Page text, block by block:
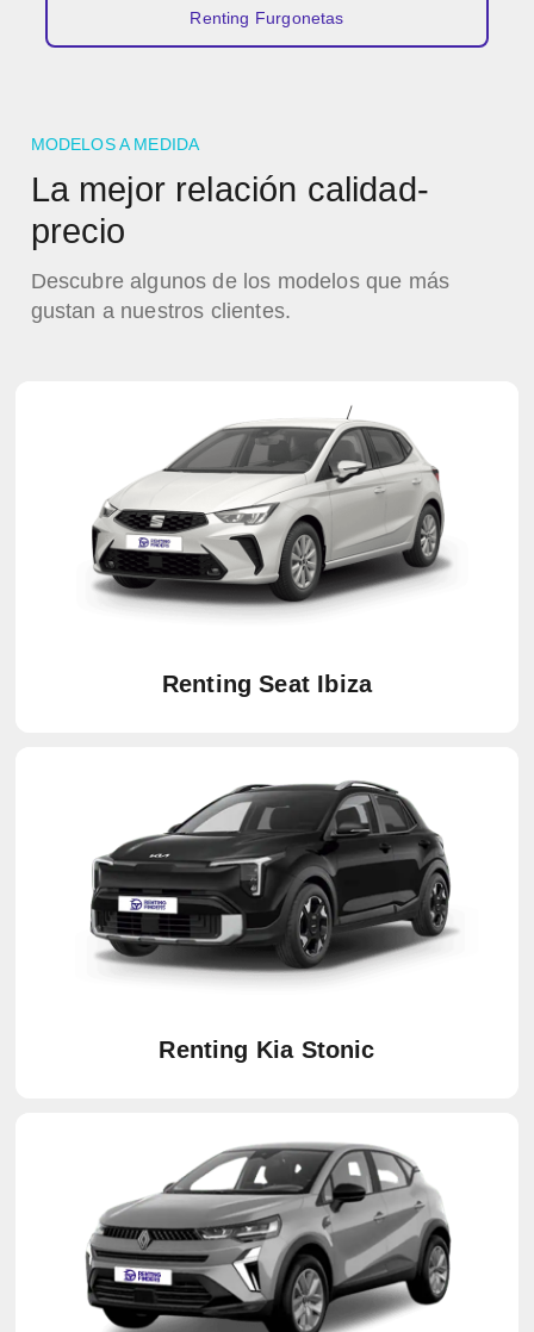
Renting Furgonetas
MODELOS A MEDIDA
La mejor relación calidad-
precio
Descubre algunos de los modelos que más
gustan a nuestros clientes.
Renting Seat Ibiza
Renting Kia Stonic